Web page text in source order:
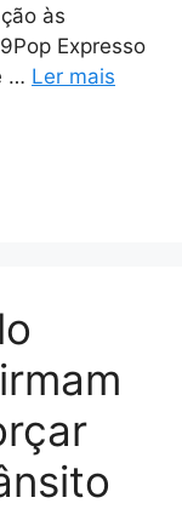
às
Expresso
… Ler mais